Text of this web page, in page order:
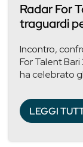
Radar For
traguardi
Incontro,
For Talent
ha celebrato
LEGGI